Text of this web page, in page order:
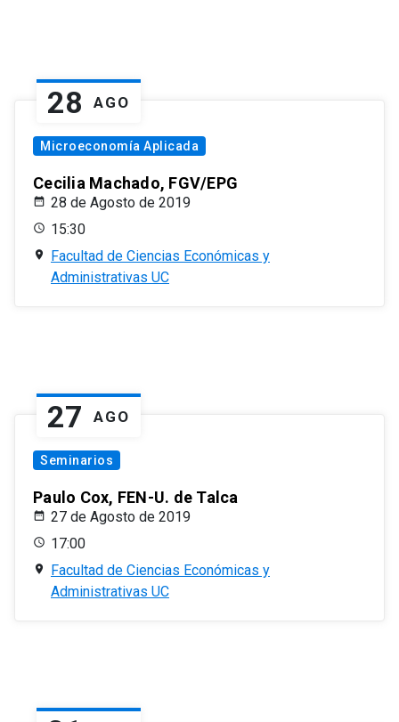
28 AGO
Microeconomía Aplicada
Cecilia Machado, FGV/EPG
28 de Agosto de 2019
15:30
Facultad de Ciencias Económicas y
Administrativas UC
27 AGO
Seminarios
Paulo Cox, FEN-U. de Talca
27 de Agosto de 2019
17:00
Facultad de Ciencias Económicas y
Administrativas UC